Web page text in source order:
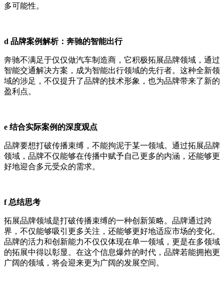
多可能性。
d 品牌案例解析：奔驰的智能出行
奔驰不满足于仅仅做汽车制造商，它积极拓展品牌领域，通过
智能交通解决方案，成为智能出行领域的先行者。这种全新领
域的涉足，不仅提升了品牌的技术形象，也为品牌带来了新的
盈利点。
e 结合实际案例的深度观点
品牌要想打破传播束缚，不能拘泥于某一领域。通过拓展品牌
领域，品牌不仅能够在传播中赋予自己更多的内涵，还能够更
好地迎合多元受众的需求。
f 总结思考
拓展品牌领域是打破传播束缚的一种创新策略。品牌通过跨
界，不仅能够吸引更多关注，还能够更好地适应市场的变化。
品牌的活力和创新能力不仅仅体现在单一领域，更是在多领域
的拓展中得以彰显。在这个信息爆炸的时代，品牌若能拥抱更
广阔的领域，将会迎来更为广阔的发展空间。